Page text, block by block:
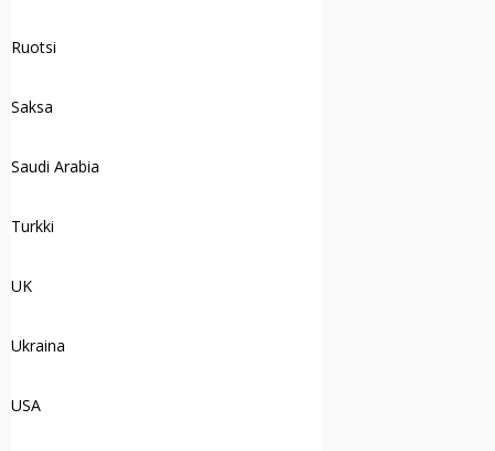
Ruotsi
Saksa
Saudi Arabia
Turkki
UK
Ukraina
USA